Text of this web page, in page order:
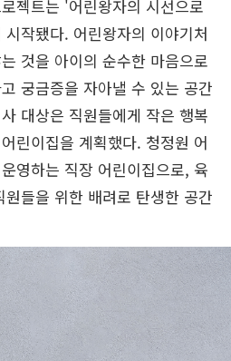
젝트는 '어린왕자의 시선으로
작됐다. 어린왕자의 이야기처
것을 아이의 순수한 마음으로
궁금증을 자아낼 수 있는 공간
대상은 직원들에게 작은 행복
린이집을 계획했다. 청정원 어
영하는 직장 어린이집으로, 육
들을 위한 배려로 탄생한 공간